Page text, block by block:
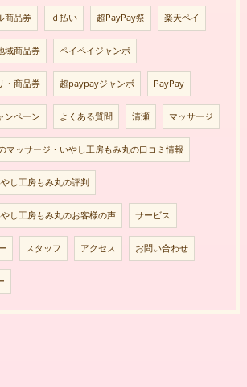
商品券 ｄ払い 超PayPay祭 楽天ペイ
域商品券 ペイペイジャンボ
・商品券 超paypayジャンボ PayPay
ンペーン よくある質問 清瀬 マッサージ
マッサージ・いやし工房もみ丸の口コミ情報
し工房もみ丸の評判
し工房もみ丸のお客様の声 サービス
スタッフ アクセス お問い合わせ